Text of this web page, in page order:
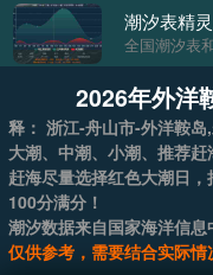
潮汐表精
全国潮汐表
2026年外洋
释： 浙江-舟山市-外洋鞍岛,未来15天潮汐表和天气情况简报，包含了
大潮、中潮、小潮、推荐
赶海尽量选择红色大潮日
100分满分！
潮汐数据来自国家海洋信息
仅供参考，需要结合实际